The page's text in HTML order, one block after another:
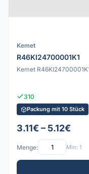
Kemet
R46KI24700001K1
Kemet
310
Packung mit 10 Stück
3.11€ – 5.12€
Menge: Min: 1